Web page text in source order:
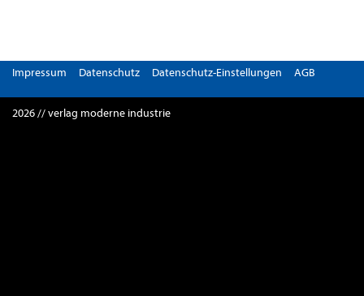
Impressum Datenschutz Datenschutz-Einstellungen AGB
2026 // verlag moderne industrie